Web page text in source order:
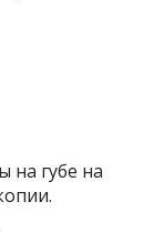
на губе на